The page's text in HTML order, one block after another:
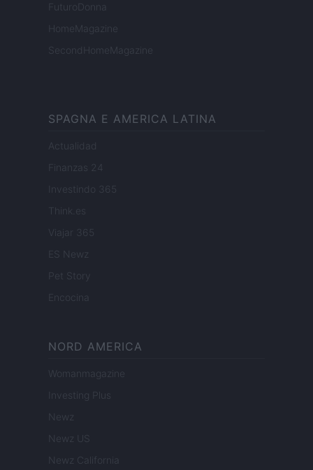
FuturoDonna
HomeMagazine
SecondHomeMagazine
SPAGNA E AMERICA LATINA
Actualidad
Finanzas 24
Investindo 365
Think.es
Viajar 365
ES Newz
Pet Story
Encocina
NORD AMERICA
Womanmagazine
Investing Plus
Newz
Newz US
Newz California